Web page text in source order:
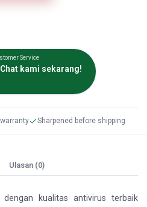
Service
kami sekarang!
Sharpened before shipping
Ulasan (0)
dengan kualitas antivirus terbaik